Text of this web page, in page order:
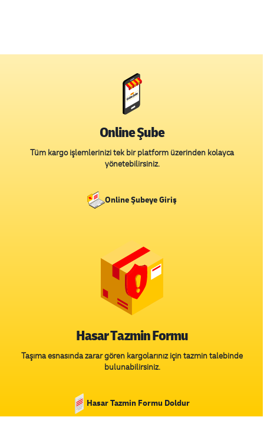
Online Şube
Tüm kargo işlemlerinizi tek bir platform üzerinden kolayca
yönetebilirsiniz.
Online Şubeye Giriş
Hasar Tazmin Formu
Taşıma esnasında zarar gören kargolarınız için tazmin talebinde
bulunabilirsiniz.
Hasar Tazmin Formu Doldur